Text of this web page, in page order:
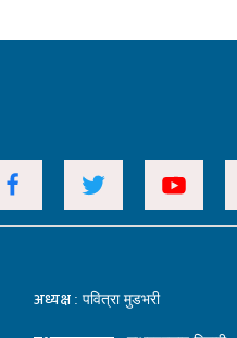
अध्यक्ष : पवित्रा मुडभरी